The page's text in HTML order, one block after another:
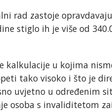
rad zastoje
stiglo ih je više od
kalkulacije u kojima
tako visoko i što je
uvjetno u određenim
osoba s invaliditetom